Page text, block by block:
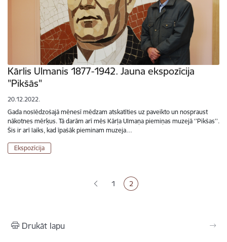
Kārlis Ulmanis 1877-1942. Jauna ekspozīcija
"Pikšās"
20.12.2022.
Gada noslēdzošajā mēnesī mēdzam atskatīties uz paveikto un nospraust
nākotnes mērķus. Tā darām arī mēs Kārļa Ulmaņa piemiņas muzejā ‘’Pikšas’’.
Šis ir arī laiks, kad īpašāk pieminam muzeja…
Ekspozīcija
Lapa
1 Pašreizējā lapa
2
Drukāt lapu